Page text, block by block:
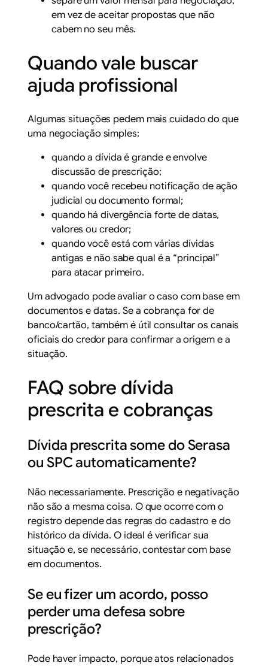
em vez de aceitar propostas que não
cabem no seu mês.
Quando vale buscar
ajuda profissional
Algumas situações pedem mais cuidado do que
uma negociação simples:
quando a dívida é grande e envolve
discussão de prescrição;
quando você recebeu notificação de ação
judicial ou documento formal;
quando há divergência forte de datas,
valores ou credor;
quando você está com várias dívidas
antigas e não sabe qual é a “principal”
para atacar primeiro.
Um advogado pode avaliar o caso com base em
documentos e datas. Se a cobrança for de
banco/cartão, também é útil consultar os canais
oficiais do credor para confirmar a origem e a
situação.
FAQ sobre dívida
prescrita e cobranças
Dívida prescrita some do Serasa
ou SPC automaticamente?
Não necessariamente. Prescrição e negativação
não são a mesma coisa. O que ocorre com o
registro depende das regras do cadastro e do
histórico da dívida. O ideal é verificar sua
situação e, se necessário, contestar com base
em documentos.
Se eu fizer um acordo, posso
perder uma defesa sobre
prescrição?
Pode haver impacto, porque atos relacionados